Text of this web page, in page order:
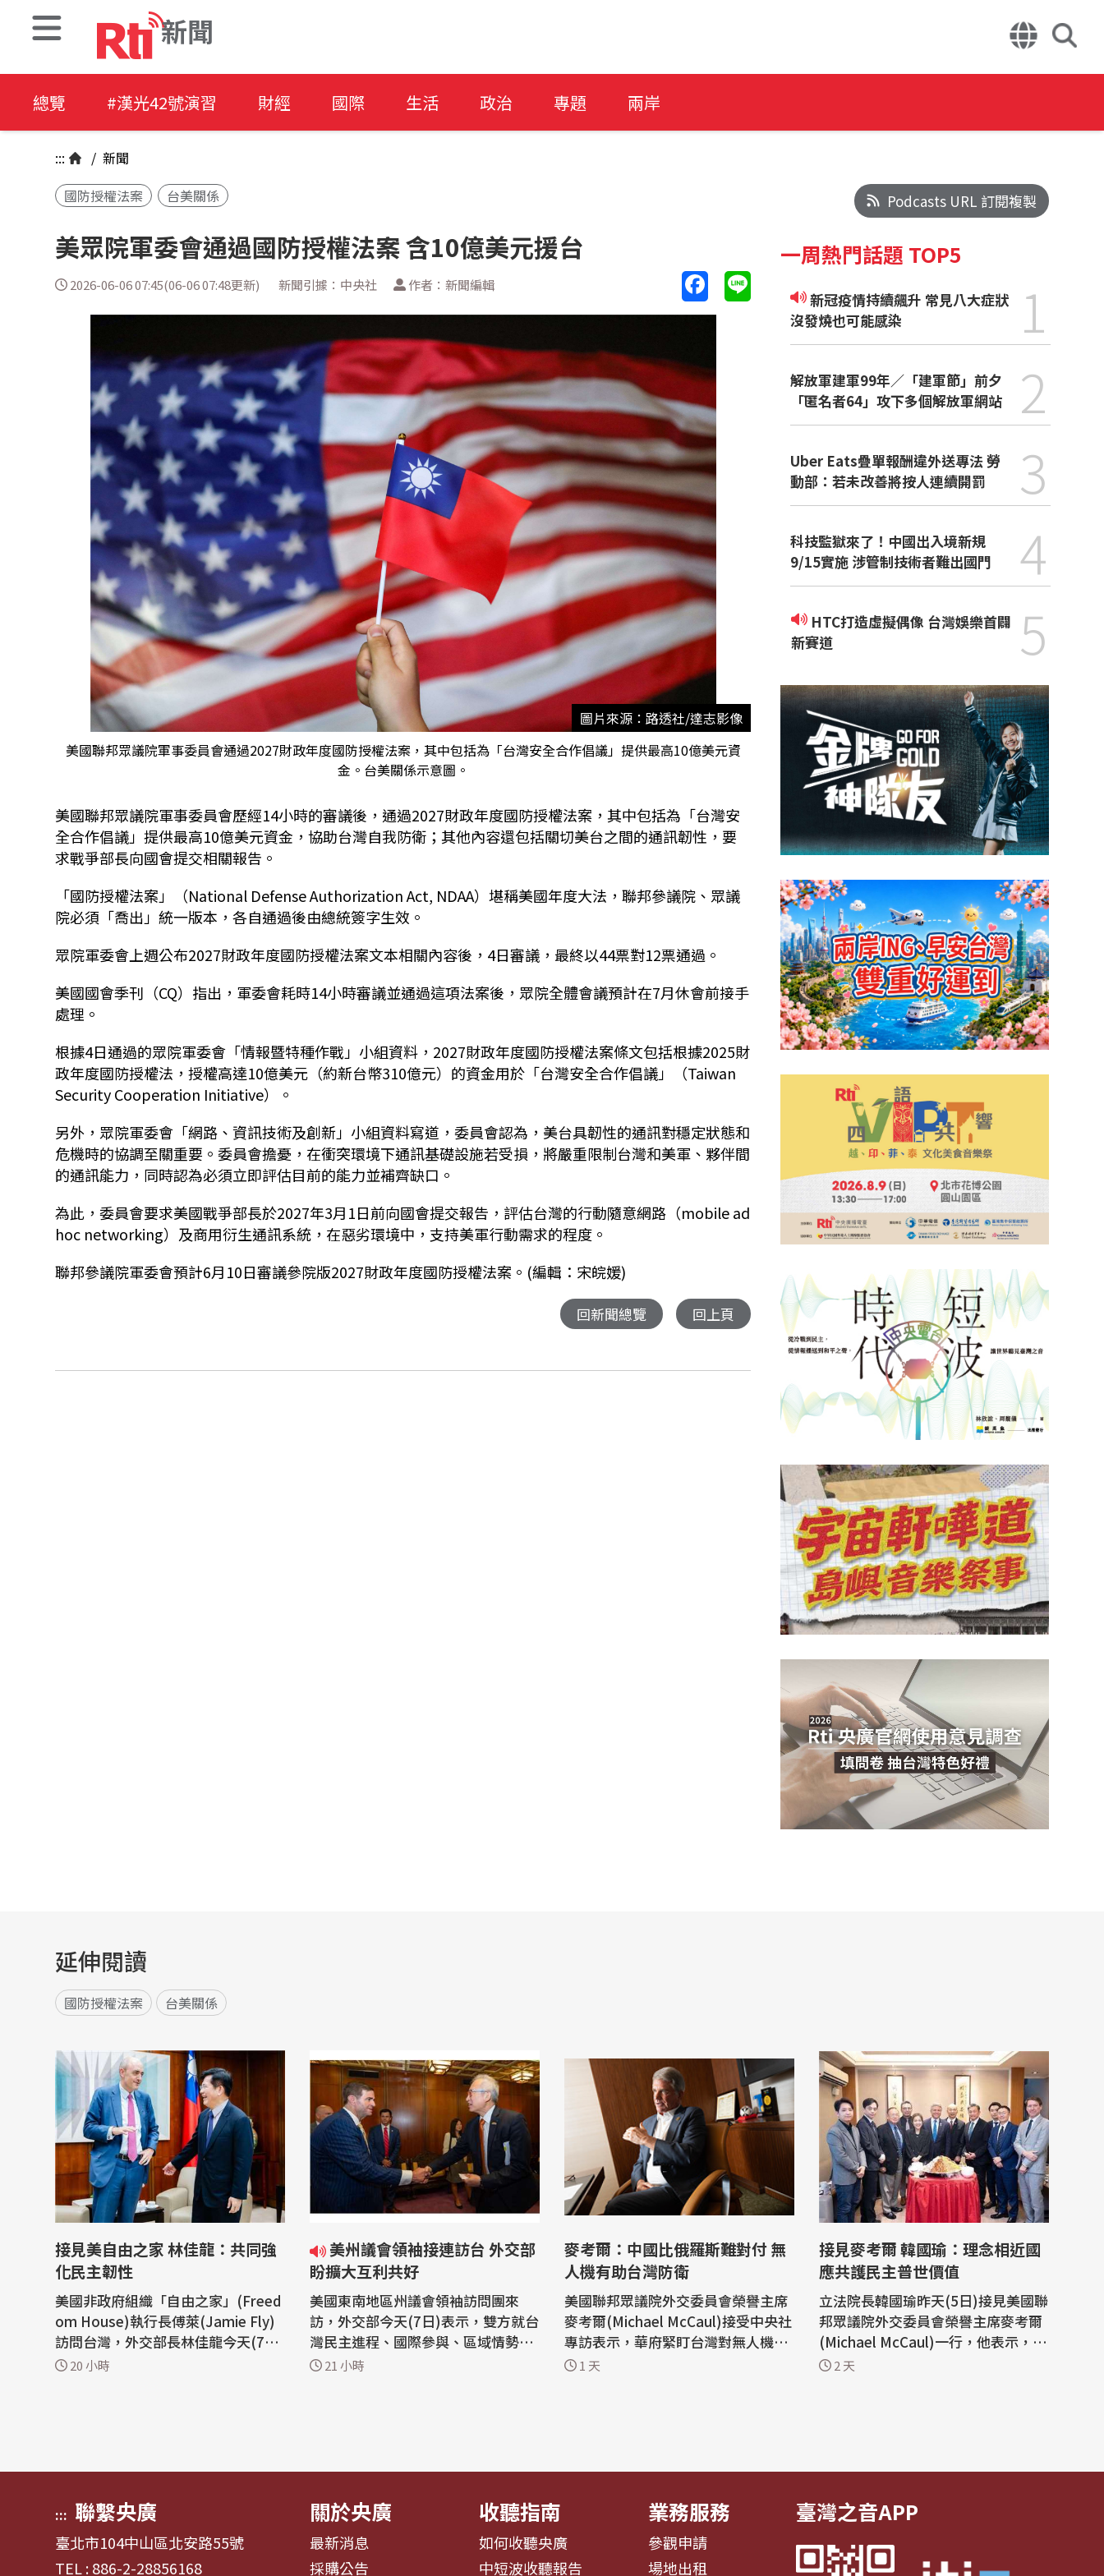
新聞
總覽 #漢光42號演習 財經 國際 生活 政治 專題 兩岸
::: / 新聞
國防授權法案
台美關係
美眾院軍委會通過國防授權法案 含10億美元援台
2026-06-06 07:45(06-06 07:48更新) 新聞引據：中央社 作者：新聞編輯
圖片來源：路透社/達志影像
美國聯邦眾議院軍事委員會通過2027財政年度國防授權法案，其中包括為「台灣安全合作倡議」提供最高10億美元資
金。台美關係示意圖。
美國聯邦眾議院軍事委員會歷經14小時的審議後，通過2027財政年度國防授權法案，其中包括為「台灣安
全合作倡議」提供最高10億美元資金，協助台灣自我防衛；其他內容還包括關切美台之間的通訊韌性，要
求戰爭部長向國會提交相關報告。
「國防授權法案」（National Defense Authorization Act, NDAA）堪稱美國年度大法，聯邦參議院、眾議
院必須「喬出」統一版本，各自通過後由總統簽字生效。
眾院軍委會上週公布2027財政年度國防授權法案文本相關內容後，4日審議，最終以44票對12票通過。
美國國會季刊（CQ）指出，軍委會耗時14小時審議並通過這項法案後，眾院全體會議預計在7月休會前接手
處理。
根據4日通過的眾院軍委會「情報暨特種作戰」小組資料，2027財政年度國防授權法案條文包括根據2025財
政年度國防授權法，授權高達10億美元（約新台幣310億元）的資金用於「台灣安全合作倡議」（Taiwan
Security Cooperation Initiative）。
另外，眾院軍委會「網路、資訊技術及創新」小組資料寫道，委員會認為，美台具韌性的通訊對穩定狀態和
危機時的協調至關重要。委員會擔憂，在衝突環境下通訊基礎設施若受損，將嚴重限制台灣和美軍、夥伴間
的通訊能力，同時認為必須立即評估目前的能力並補齊缺口。
為此，委員會要求美國戰爭部長於2027年3月1日前向國會提交報告，評估台灣的行動隨意網路（mobile ad
hoc networking）及商用衍生通訊系統，在惡劣環境中，支持美軍行動需求的程度。
聯邦參議院軍委會預計6月10日審議參院版2027財政年度國防授權法案。(編輯：宋皖媛)
回新聞總覽 回上頁
Podcasts URL 訂閱複製
一周熱門話題 TOP5
新冠疫情持續飆升 常見八大症狀
沒發燒也可能感染
1
解放軍建軍99年／「建軍節」前夕
「匿名者64」攻下多個解放軍網站
2
Uber Eats疊單報酬違外送專法 勞
動部：若未改善將按人連續開罰
3
科技監獄來了！中國出入境新規
9/15實施 涉管制技術者難出國門
4
新賽道
5
延伸閱讀
國防授權法案 台美關係
接見美自由之家 林佳龍：共同強
化民主韌性
美國非政府組織「自由之家」(Freed
om House)執行長傅萊(Jamie Fly)
訪問台灣，外交部長林佳龍今天(7日)
接見訪團。林佳龍表示，外交部正積
20 小時
盼擴大互利共好
美國東南地區州議會領袖訪問團來
訪，外交部今天(7日)表示，雙方就台
灣民主進程、國際參與、區域情勢，
以及台灣與美國各州的經貿、教育合
21 小時
麥考爾：中國比俄羅斯難對付 無
人機有助台灣防衛
美國聯邦眾議院外交委員會榮譽主席
麥考爾(Michael McCaul)接受中央社
專訪表示，華府緊盯台灣對無人機的
認真程度，台灣無人載具特別條例不
1 天
接見麥考爾 韓國瑜：理念相近國
應共護民主普世價值
立法院長韓國瑜昨天(5日)接見美國聯
邦眾議院外交委員會榮譽主席麥考爾
(Michael McCaul)一行，他表示，誠
摯感謝麥考爾的貢獻，為台美夥伴關
2 天
::: 聯繫央廣
臺北市104中山區北安路55號
TEL : 886-2-28856168
關於央廣
最新消息
採購公告
收聽指南
如何收聽央廣
中短波收聽報告
業務服務
參觀申請
場地出租
臺灣之音APP